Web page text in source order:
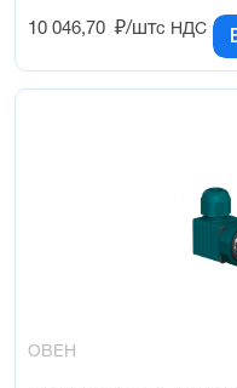
10 046,70 ₽/штс НДС
ОВЕН